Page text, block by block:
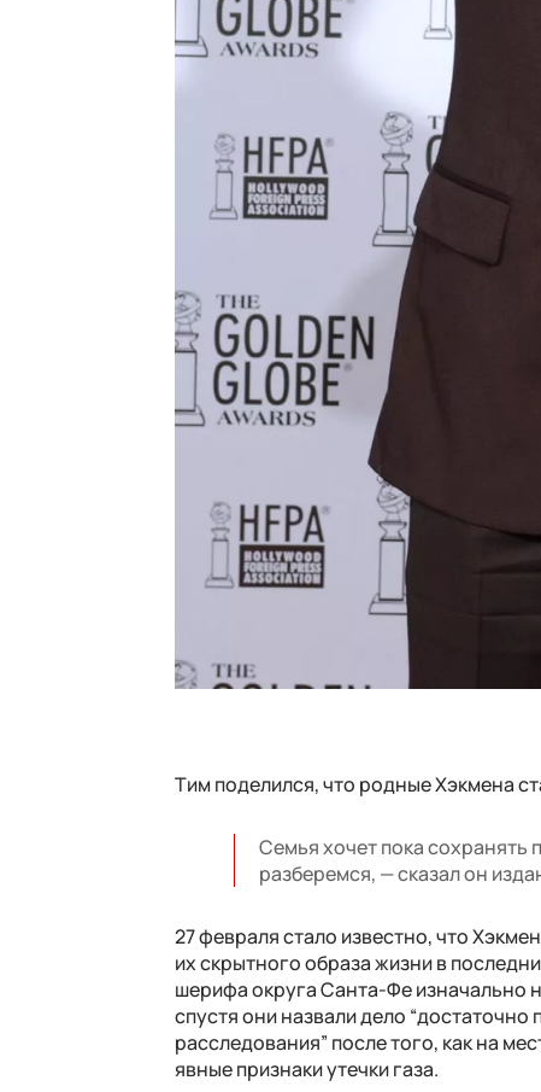
Тим поделился, что родные Хэкмена
Семья хочет пока сохранять
разберемся, — сказал он
27 февраля стало известно, что
их скрытного образа жизни в
шерифа округа Санта-Фе изначально
спустя они назвали дело
расследования” после того, как на
явные признаки утечки газа.